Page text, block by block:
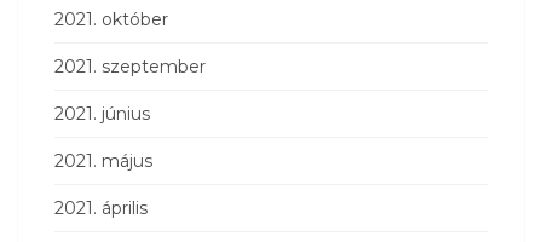
2021. október
2021. szeptember
2021. június
2021. május
2021. április